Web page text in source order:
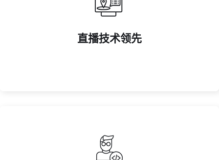
直播技术领先
采用 4K 高清直播技术，搭配多角度镜头和实时解说，提